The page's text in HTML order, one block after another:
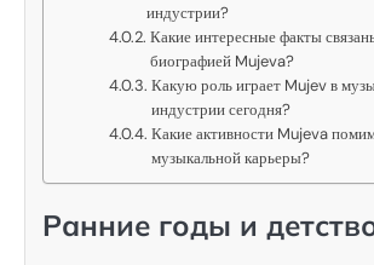
индустрии?
Какие интересные факты
биографией Mujeva?
Какую роль играет Mujev в
индустрии сегодня?
Какие активности Mujeva
музыкальной карьеры?
Ранние годы и